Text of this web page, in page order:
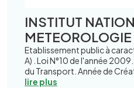
INSTITUT
Etablissement public à
A) . Loi N°10 de l'année
du Transport. Année de
lire plus